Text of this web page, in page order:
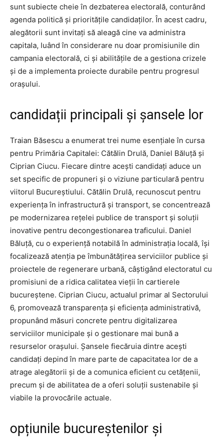
sunt subiecte cheie în dezbaterea electorală, conturând
agenda politică și prioritățile candidaților. În acest cadru,
alegătorii sunt invitați să aleagă cine va administra
capitala, luând în considerare nu doar promisiunile din
campania electorală, ci și abilitățile de a gestiona crizele
și de a implementa proiecte durabile pentru progresul
orașului.
candidații principali și șansele lor
Traian Băsescu a enumerat trei nume esențiale în cursa
pentru Primăria Capitalei: Cătălin Drulă, Daniel Băluță și
Ciprian Ciucu. Fiecare dintre acești candidați aduce un
set specific de propuneri și o viziune particulară pentru
viitorul Bucureștiului. Cătălin Drulă, recunoscut pentru
experiența în infrastructură și transport, se concentrează
pe modernizarea rețelei publice de transport și soluții
inovative pentru decongestionarea traficului. Daniel
Băluță, cu o experiență notabilă în administrația locală, își
focalizează atenția pe îmbunătățirea serviciilor publice și
proiectele de regenerare urbană, câștigând electoratul cu
promisiuni de a ridica calitatea vieții în cartierele
bucureștene. Ciprian Ciucu, actualul primar al Sectorului
6, promovează transparența și eficiența administrativă,
propunând măsuri concrete pentru digitalizarea
serviciilor municipale și o gestionare mai bună a
resurselor orașului. Șansele fiecăruia dintre acești
candidați depind în mare parte de capacitatea lor de a
atrage alegătorii și de a comunica eficient cu cetățenii,
precum și de abilitatea de a oferi soluții sustenabile și
viabile la provocările actuale.
opțiunile bucureștenilor și